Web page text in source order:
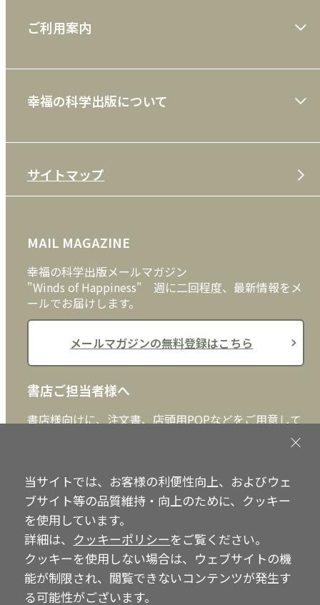
雑誌
CD
DVD・ブルーレイ
外国語
ご利用案内
利用規約
特定商取引法
プライバシーポリシー
クッキーポリシー
幸福の科学出版について
メディア・ライブラリー
サイトマップ
MAIL MAGAZINE
幸福の科学出版メールマガジン
"Winds of Happiness" 週に二回程度、最新情報をメ
ールでお届けします。
メールマガジンの無料登録はこちら
書店ご担当者様へ
書店様向けに、注文書、店頭用POPなどをご用意して
書店ご担当者様へ
Copyright © IRH Press Co.,Ltd. All Rights Reserved.
当サイトでは、お客様の利便性向上、およびウェ
ブサイト等の品質維持・向上のために、クッキー
を使用しています。
詳細は、 クッキーポリシーをご覧ください。
クッキーを使用しない場合は、ウェブサイトの機
能が制限され、閲覧できないコンテンツが発生す
る可能性がございます。